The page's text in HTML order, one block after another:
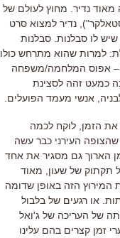
נדיר. מחוץ לעולם של
נדיר למצוא סרט
לו סבלנות. סבלנות
למרות שהוא מתרחש כולו
– אפוס המלחמה/משפחה
כמעט זהה לסצינת
אנשי מעמד הפועלים.
הזמן, לוקח לכמה
העירני כבר עשה
הארוך גם מסגיר את אחד
תקתוק של שעון, מאוד
המירוץ הזה באופן שדומה
או רגעים של בלבול
של העריכה של ג'ואל
זמן קצרים בהם עלינו